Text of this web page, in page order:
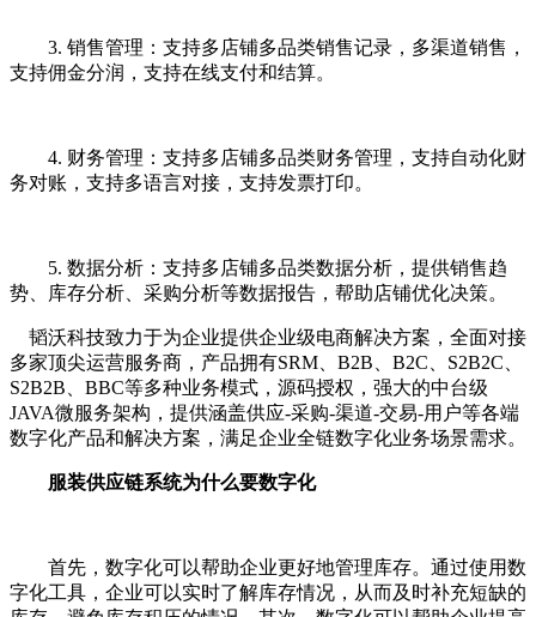
3. 销售管理：支持多店铺多品类销售记录，多渠道销售，
支持佣金分润，支持在线支付和结算。
4. 财务管理：支持多店铺多品类财务管理，支持自动化财
务对账，支持多语言对接，支持发票打印。
5. 数据分析：支持多店铺多品类数据分析，提供销售趋
势、库存分析、采购分析等数据报告，帮助店铺优化决策。
韬沃科技致力于为企业提供企业级电商解决方案，全面对接
多家顶尖运营服务商，产品拥有SRM、B2B、B2C、S2B2C、
S2B2B、BBC等多种业务模式，源码授权，强大的中台级
JAVA微服务架构，提供涵盖供应-采购-渠道-交易-用户等各端
数字化产品和解决方案，满足企业全链数字化业务场景需求。
服装供应链系统为什么要数字化
首先，数字化可以帮助企业更好地管理库存。通过使用数
字化工具，企业可以实时了解库存情况，从而及时补充短缺的